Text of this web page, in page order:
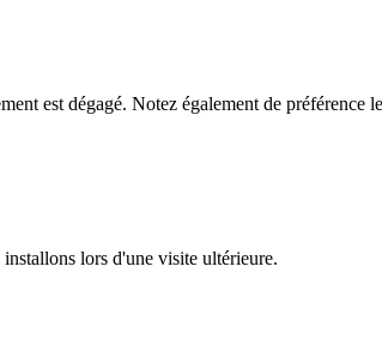
est dégagé. Notez également de préférence
lors d'une visite ultérieure.